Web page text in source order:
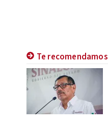
Te recomendamos